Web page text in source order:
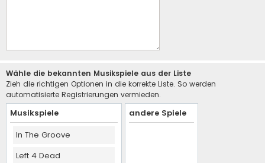
Wähle die bekannten Musikspiele aus der Liste
Zieh die richtigen Optionen in die korrekte Liste. So werden
automatisierte Registrierungen vermieden.
Musikspiele
In The Groove
Left 4 Dead
andere Spiele